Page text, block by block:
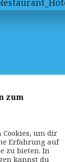
Ihr Geschäft auf
Jetzthier
zum
um dir
Erfahrung auf
zu bieten. In
kannst du